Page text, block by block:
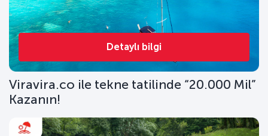
Detaylı bilgi
Viravira.co ile tekne tatilinde “20.000 Mil”
Kazanın!